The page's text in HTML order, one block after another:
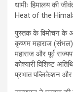
धामीः हिमालय की
Heat of the
पुस्तक के विमोचन के
कृष्णम महाराज
महाराज और पूर्व
कोश्यारी विशिष्ट
प्रभात पब्लिकेशन और